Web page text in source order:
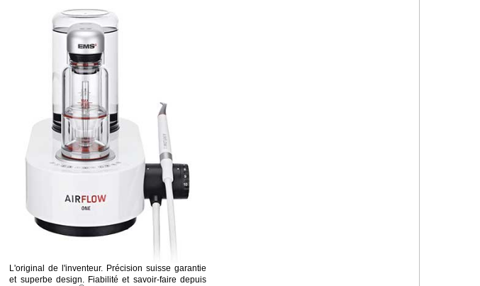
L'original de l'inventeur. Précision suisse garantie
et superbe design. Fiabilité et savoir-faire depuis